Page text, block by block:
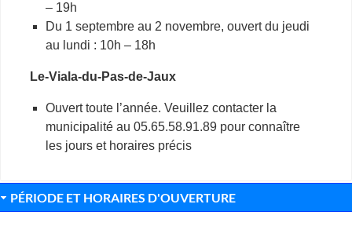
– 19h
Du 1 septembre au 2 novembre, ouvert du jeudi
au lundi : 10h – 18h
Le-Viala-du-Pas-de-Jaux
Ouvert toute l’année. Veuillez contacter la
municipalité au 05.65.58.91.89 pour connaître
les jours et horaires précis
PÉRIODE ET HORAIRES D'OUVERTURE